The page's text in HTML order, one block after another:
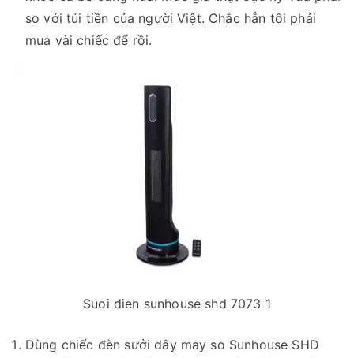
so với túi tiền của người Việt. Chắc hẳn tôi phải
mua vài chiếc để rồi.
Suoi dien sunhouse shd 7073 1
Dùng chiếc đèn sưởi dây may so Sunhouse SHD